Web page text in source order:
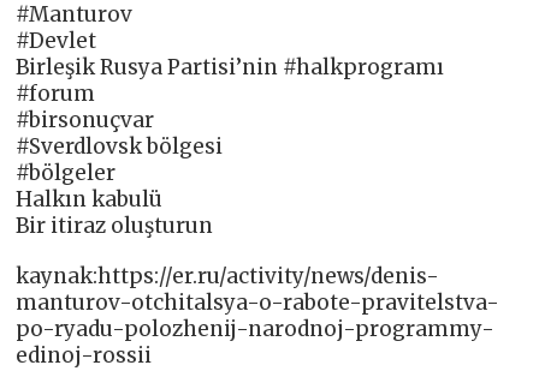
#Manturov
#Devlet
Birleşik Rusya Partisi’nin #halkprogramı
#forum
#birsonuçvar
#Sverdlovsk bölgesi
#bölgeler
Halkın kabulü
Bir itiraz oluşturun
kaynak:https://er.ru/activity/news/denis-
manturov-otchitalsya-o-rabote-pravitelstva-
po-ryadu-polozhenij-narodnoj-programmy-
edinoj-rossii